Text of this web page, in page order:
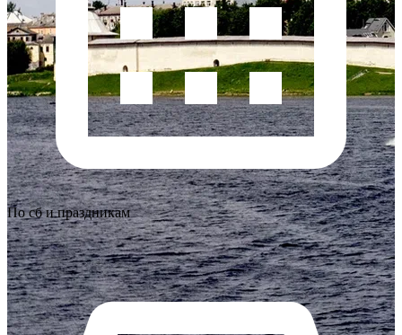
По сб и праздникам